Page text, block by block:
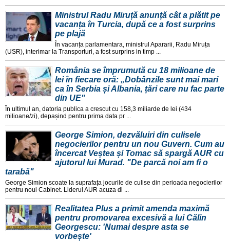
Ministrul Radu Miruță anunță cât a plătit pe
vacanța în Turcia, după ce a fost surprins
pe plajă
În vacanța parlamentara, ministrul Apararii, Radu Miruța
(USR), interimar la Transporturi, a fost surprins in timp ...
România se împrumută cu 18 milioane de
lei în fiecare oră: „Dobânzile sunt mai mari
ca în Serbia și Albania, țări care nu fac parte
din UE"
În ultimul an, datoria publica a crescut cu 158,3 miliarde de lei (434
milioane/zi), depașind pentru prima data pr ...
George Simion, dezvăluiri din culisele
negocierilor pentru un nou Guvern. Cum au
încercat Veștea și Tomac să spargă AUR cu
ajutorul lui Murad. "De parcă noi am fi o
tarabă"
George Simion scoate la suprafața jocurile de culise din perioada negocierilor
pentru noul Cabinet. Liderul AUR acuza di ...
Realitatea Plus a primit amenda maximă
pentru promovarea excesivă a lui Călin
Georgescu: 'Numai despre asta se
vorbește'